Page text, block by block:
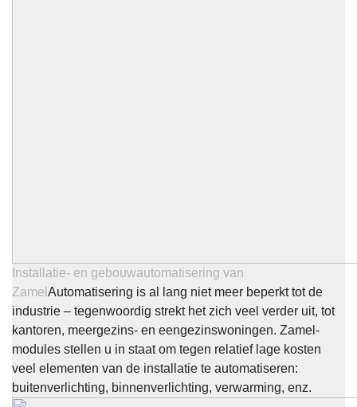
Installatie- en gebouwautomatisering van
Zamel Automatisering is al lang niet meer beperkt tot de
industrie – tegenwoordig strekt het zich veel verder uit, tot
kantoren, meergezins- en eengezinswoningen. Zamel-
modules stellen u in staat om tegen relatief lage kosten
veel elementen van de installatie te automatiseren:
buitenverlichting, binnenverlichting, verwarming, enz.